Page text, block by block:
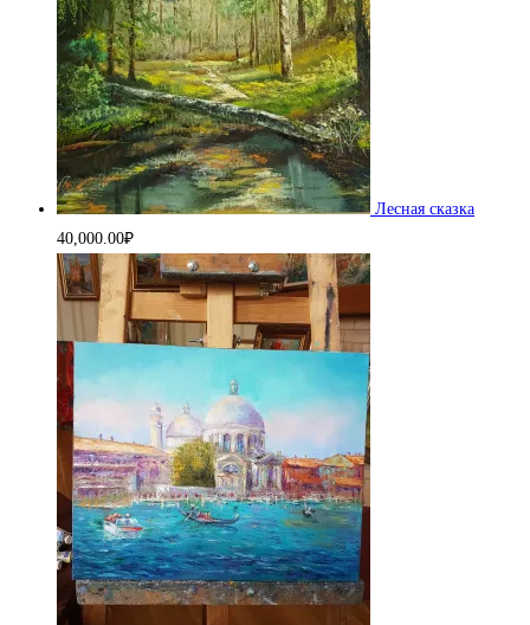
Лесная сказка
40,000.00₽